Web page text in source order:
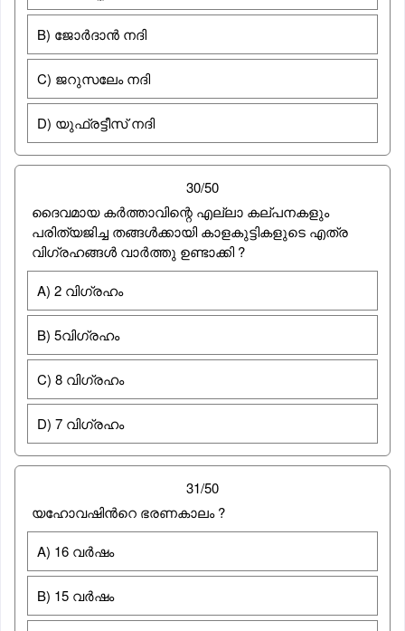
B) ജോര്‍ദാന്‍ നദി
C) ജറുസലേം നദി
D) യുഫ്രട്ടീസ് നദി
30/50
ദൈവമായ കർത്താവിന്റെ എല്ലാ കല്പനകളും
പരിത്യജിച്ച തങ്ങൾക്കായി കാളകുട്ടികളുടെ എത്ര
വിഗ്രഹങ്ങള്‍ വാര്‍ത്തു ഉണ്ടാക്കി ?
A) 2 വിഗ്രഹം
B) 5വിഗ്രഹം
C) 8 വിഗ്രഹം
D) 7 വിഗ്രഹം
31/50
യഹോവഷിൻറെ ഭരണകാലം ?
A) 16 വർഷം
B) 15 വർഷം